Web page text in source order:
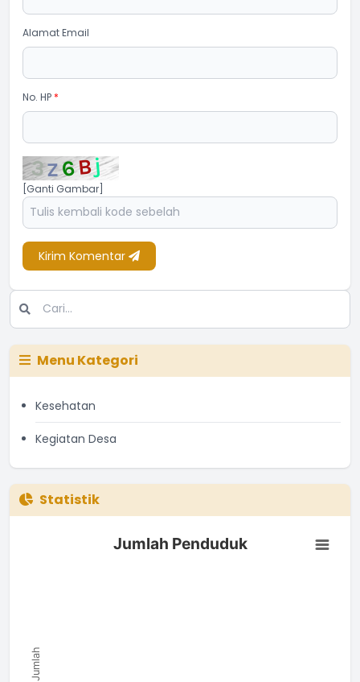
Alamat Email
No. HP *
[Ganti Gambar]
Kirim Komentar
Menu Kategori
Kesehatan
Kegiatan Desa
Statistik
Jumlah Penduduk
Bar chart with 0 bars.
Jumlah
Jumlah Penduduk